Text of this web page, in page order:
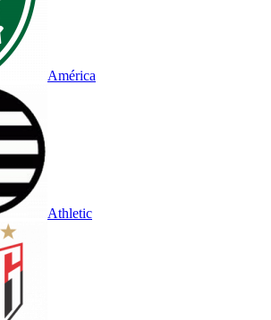
América
Athletic